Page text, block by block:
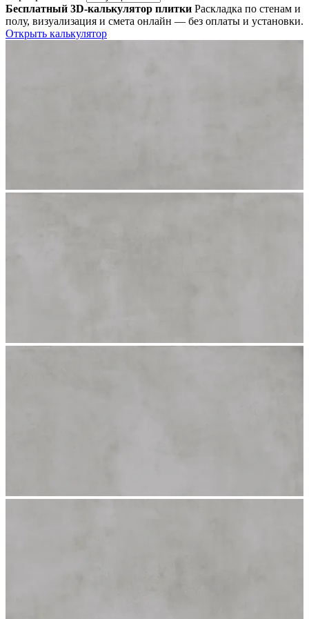
Бесплатный 3D-калькулятор плитки Раскладка по стенам и
полу, визуализация и смета онлайн — без оплаты и установки.
Открыть калькулятор